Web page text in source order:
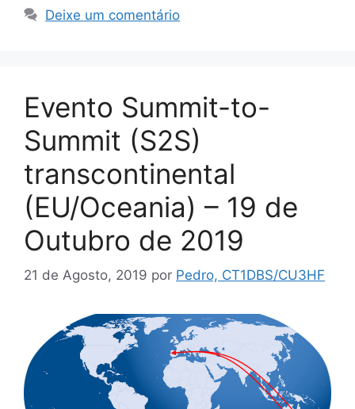
Deixe um comentário
Evento Summit-to-
Summit (S2S)
transcontinental
(EU/Oceania) – 19 de
Outubro de 2019
21 de Agosto, 2019 por Pedro, CT1DBS/CU3HF